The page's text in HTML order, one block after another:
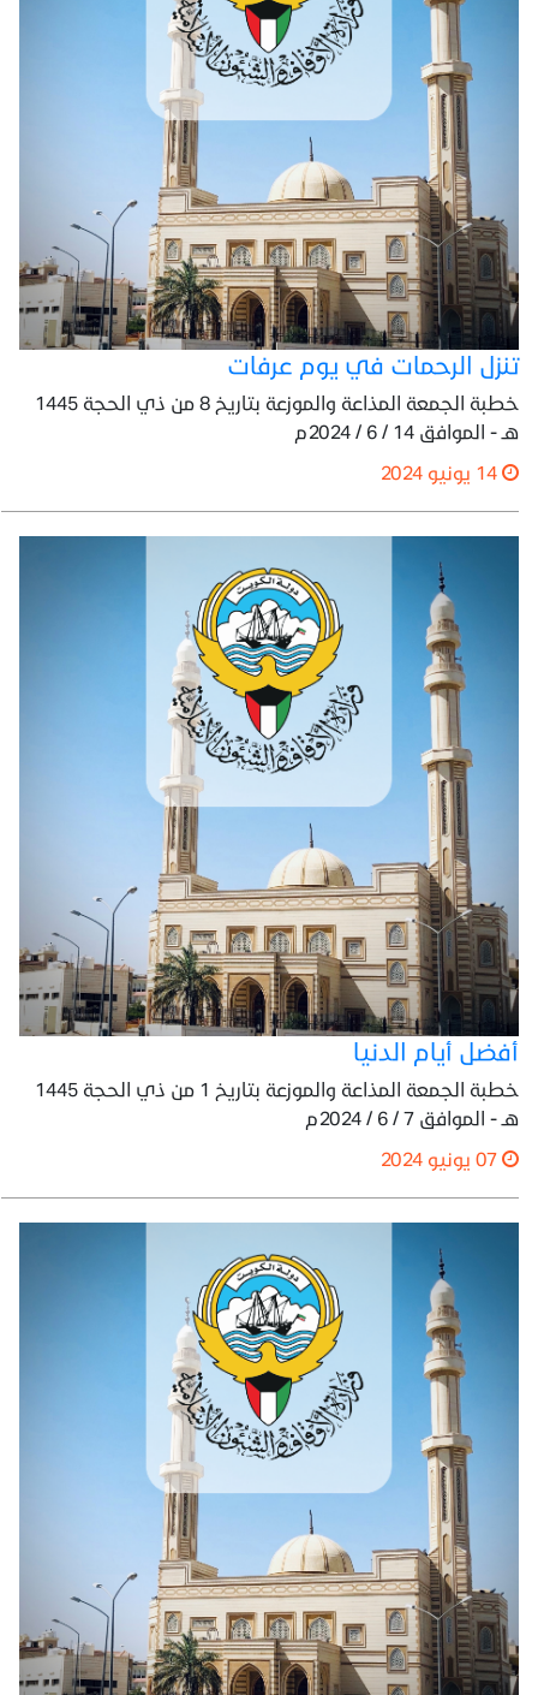
تنزل الرحمات في يوم عرفات
خطبة الجمعة المذاعة والموزعة بتاريخ 8 من ذي الحجة 1445
هـ - الموافق 14 / 6 / 2024م
أفضل أيام الدنيا
خطبة الجمعة المذاعة والموزعة بتاريخ 1 من ذي الحجة 1445
هـ - الموافق 7 / 6 / 2024م